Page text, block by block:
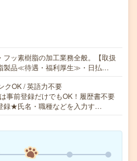
フッ素樹脂の加工業務全般。【取扱
製品≪待遇・福利厚生≫・日払…
クOK / 英語力不要
事前登録だけでもOK！履歴書不要
録★氏名・職種などを入力す…